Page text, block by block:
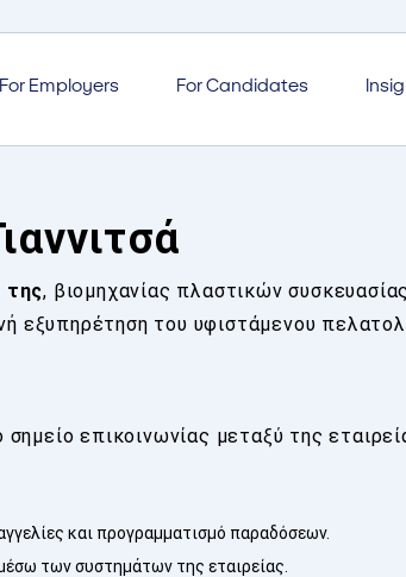
For Employers For Candidates
της, βιομηχανίας πλαστικών
εξυπηρέτηση του υφιστάμενου
επικοινωνίας μεταξύ της
και προγραμματισμό παραδόσεων.
των συστημάτων της εταιρείας.